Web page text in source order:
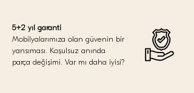
5+2 yıl garanti
Mobilyalarımıza olan güvenin bir
yansıması. Koşulsuz anında
parça değişimi. Var mı daha iyisi?